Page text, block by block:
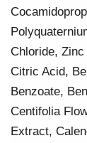
Chloride,
Citric Acid,
Benzoate,
Centifolia
Extract,